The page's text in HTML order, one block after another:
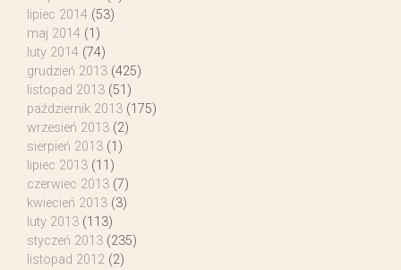
lipiec 2014 (53)
maj 2014 (1)
luty 2014 (74)
grudzień 2013 (425)
listopad 2013 (51)
październik 2013 (175)
wrzesień 2013 (2)
sierpień 2013 (1)
lipiec 2013 (11)
czerwiec 2013 (7)
kwiecień 2013 (3)
luty 2013 (113)
styczeń 2013 (235)
listopad 2012 (2)